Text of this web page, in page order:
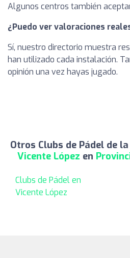
Algunos centros también
¿Puedo ver valoraciones
Sí, nuestro directorio muestra
han utilizado cada instalación.
opinión una vez hayas jugado.
Otros Clubs de Pádel de
Vicente López en
Clubs de Pádel en
Vicente López